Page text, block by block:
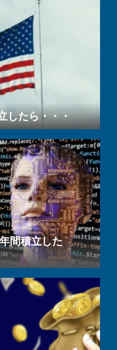
たら・・・
間積立した